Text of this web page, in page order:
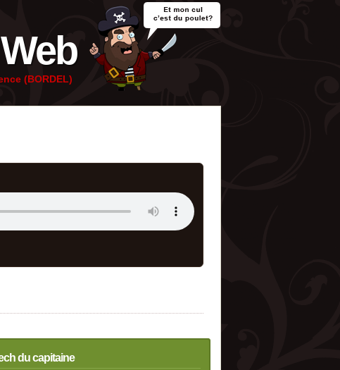
(BORDEL)
du capitaine